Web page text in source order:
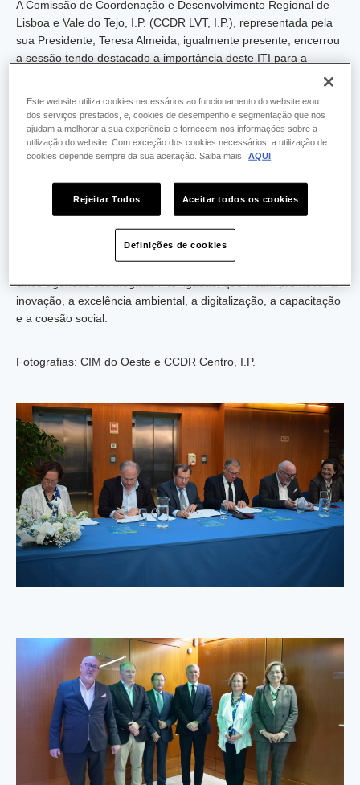
A Comissão de Coordenação e Desenvolvimento Regional de
Lisboa e Vale do Tejo, I.P. (CCDR LVT, I.P.), representada pela
sua Presidente, Teresa Almeida, igualmente presente, encerrou
a sessão tendo destacado a importância deste ITI para a
valorização de um território de importância crescente na Região
— Grande Lisboa, Península de Setúbal e Oeste e Vale do Tejo
—, uma diversidade que considera ser uma oportunidade
estratégica para uma abordagem territorial mais completa,
ambiciosa e colaborativa. “É esta complexidade que nos desafia
e, ao mesmo tempo, nos estimula a encontrar soluções
conjuntas, através de uma gestão mais integrada e eficiente
das políticas públicas”, afirmou.
O Plano de Ação da Intervenção Integrada de Base Territorial
do Oeste e Vale do Tejo (IIBT-OVT) é estruturado em torno de
cinco agendas estratégicas interligadas, que visam promover a
inovação, a excelência ambiental, a digitalização, a capacitação
e a coesão social.
Fotografias: CIM do Oeste e CCDR Centro, I.P.
Este website utiliza cookies necessários ao funcionamento do website e/ou
dos serviços prestados, e, cookies de desempenho e segmentação que nos
ajudam a melhorar a sua experiência e fornecem-nos informações sobre a
utilização do website. Com exceção dos cookies necessários, a utilização de
cookies depende sempre da sua aceitação. Saiba mais
AQUI
Rejeitar Todos Aceitar todos os cookies
Definições de cookies